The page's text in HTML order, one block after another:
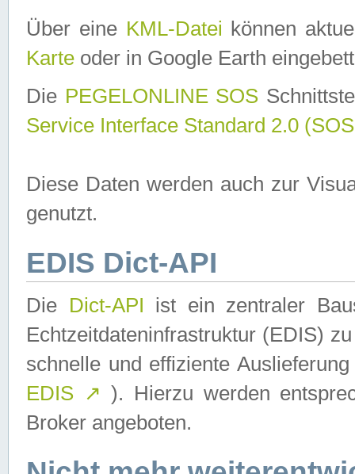
Über eine KML-Datei können
Karte oder in Google Earth
Die PEGELONLINE SOS
Service Interface Standard 2.0
Diese Daten werden auch zur
genutzt.
EDIS Dict-API
Die Dict-API ist ein zentraler
Echtzeitdateninfrastruktur (EDIS)
schnelle und effiziente
EDIS ↗ ). Hierzu werden
Broker angeboten.